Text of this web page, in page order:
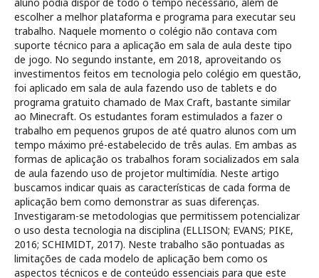
escolher a melhor plataforma e programa para executar seu
trabalho. Naquele momento o colégio não contava com
suporte técnico para a aplicação em sala de aula deste tipo
de jogo. No segundo instante, em 2018, aproveitando os
investimentos feitos em tecnologia pelo colégio em questão,
foi aplicado em sala de aula fazendo uso de tablets e do
programa gratuito chamado de Max Craft, bastante similar
ao Minecraft. Os estudantes foram estimulados a fazer o
trabalho em pequenos grupos de até quatro alunos com um
tempo máximo pré-estabelecido de três aulas. Em ambas as
formas de aplicação os trabalhos foram socializados em sala
de aula fazendo uso de projetor multimídia. Neste artigo
buscamos indicar quais as características de cada forma de
aplicação bem como demonstrar as suas diferenças.
Investigaram-se metodologias que permitissem potencializar
o uso desta tecnologia na disciplina (ELLISON; EVANS; PIKE,
2016; SCHIMIDT, 2017). Neste trabalho são pontuadas as
limitações de cada modelo de aplicação bem como os
aspectos técnicos e de conteúdo essenciais para que este